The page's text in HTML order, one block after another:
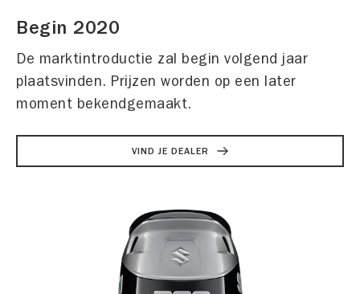
Begin 2020
De marktintroductie zal begin volgend jaar
plaatsvinden. Prijzen worden op een later
moment bekendgemaakt.
VIND JE DEALER